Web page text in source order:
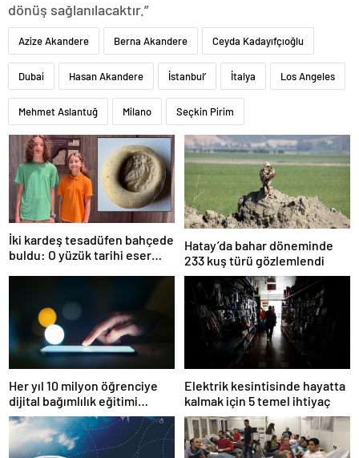
dönüş sağlanılacaktır.”
Azize Akandere Berna Akandere Ceyda Kadayıfçıoğlu
Dubai Hasan Akandere İstanbul’ İtalya Los Angeles
Mehmet Aslantuğ Milano Seçkin Pirim
İki kardeş tesadüfen bahçede
buldu: O yüzük tarihi eser
Hatay’da bahar döneminde
233 kuş türü gözlemlendi
Her yıl 10 milyon öğrenciye
dijital bağımlılık eğitimi
veriliyor
Elektrik kesintisinde hayatta
kalmak için 5 temel ihtiyaç